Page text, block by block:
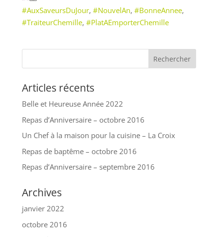
#AuxSaveursDuJour, #NouvelAn, #BonneAnnee,
#TraiteurChemille, #PlatAEmporterChemille
Articles récents
Belle et Heureuse Année 2022
Repas d’Anniversaire – octobre 2016
Un Chef à la maison pour la cuisine – La Croix
Repas de baptême – octobre 2016
Repas d’Anniversaire – septembre 2016
Archives
janvier 2022
octobre 2016